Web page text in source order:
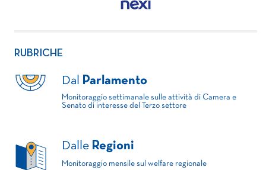
RUBRICHE
Dal Parlamento
Monitoraggio settimanale sulle attività di Camera e
Senato di interesse del Terzo settore
Dalle Regioni
Monitoraggio mensile sul welfare regionale